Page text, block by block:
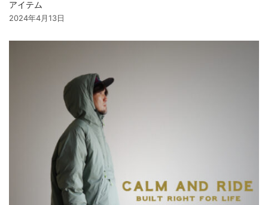
アイテム
2024年4月13日